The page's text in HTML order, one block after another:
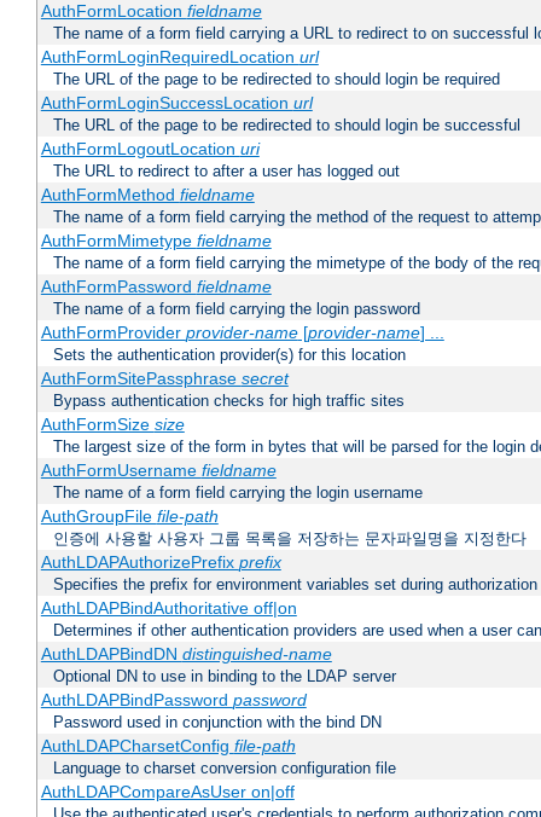
AuthFormLocation fieldname
The name of a form field carrying a URL to redirect to on successful
AuthFormLoginRequiredLocation url
The URL of the page to be redirected to should login be required
AuthFormLoginSuccessLocation url
The URL of the page to be redirected to should login be successful
AuthFormLogoutLocation uri
The URL to redirect to after a user has logged out
AuthFormMethod fieldname
The name of a form field carrying the method of the request to
AuthFormMimetype fieldname
The name of a form field carrying the mimetype of the body of the
AuthFormPassword fieldname
The name of a form field carrying the login password
AuthFormProvider provider-name[provider-name] ...
Sets the authentication provider(s) for this location
AuthFormSitePassphrase secret
Bypass authentication checks for high traffic sites
AuthFormSize size
The largest size of the form in bytes that will be parsed for the login
AuthFormUsername fieldname
The name of a form field carrying the login username
AuthGroupFile file-path
인증에 사용할 사용자 그룹 목록을 저장하는 문자파일명을 지정한다
AuthLDAPAuthorizePrefix prefix
Specifies the prefix for environment variables set during authorization
AuthLDAPBindAuthoritative off|on
Determines if other authentication providers are used when a user
AuthLDAPBindDN distinguished-name
Optional DN to use in binding to the LDAP server
AuthLDAPBindPassword password
Password used in conjunction with the bind DN
AuthLDAPCharsetConfig file-path
Language to charset conversion configuration file
AuthLDAPCompareAsUser on|off